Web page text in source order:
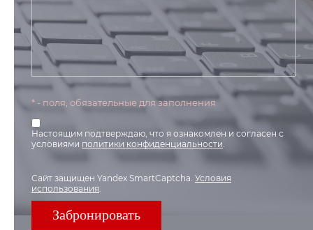
* - поля, обязательные для заполнения
Настоящим подтверждаю, что я ознакомлен и согласен с
условиями политики конфиденциальности.
Сайт защищен Yandex SmartCaptcha. Условия
использования.